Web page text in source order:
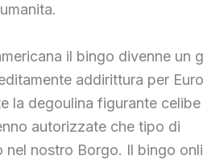
il bingo divenne un
addirittura per
la degoulina figurante celibe
autorizzate che tipo di
nel nostro Borgo. Il bingo